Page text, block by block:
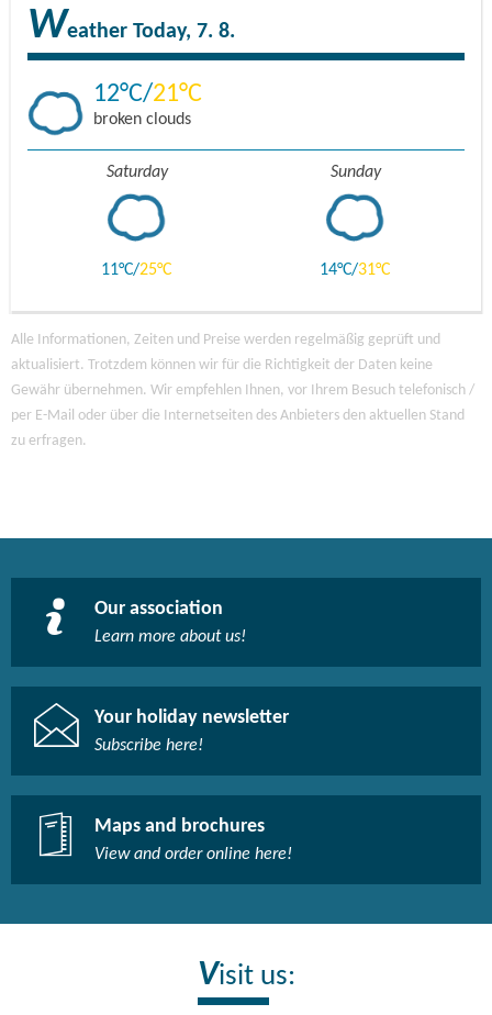
Weather Today, 7. 8.
12 21
broken clouds
Saturday
11 25
Sunday
14 31
Alle Informationen, Zeiten und Preise werden regelmäßig geprüft und
aktualisiert. Trotzdem können wir für die Richtigkeit der Daten keine
Gewähr übernehmen. Wir empfehlen Ihnen, vor Ihrem Besuch telefonisch /
per E-Mail oder über die Internetseiten des Anbieters den aktuellen Stand
zu erfragen.
Our association
Learn more about us!​
Your holiday newsletter
Subscribe here!​
Maps and brochures
View and order online here!​
Visit us: